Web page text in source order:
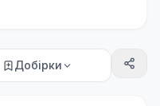
Добірки